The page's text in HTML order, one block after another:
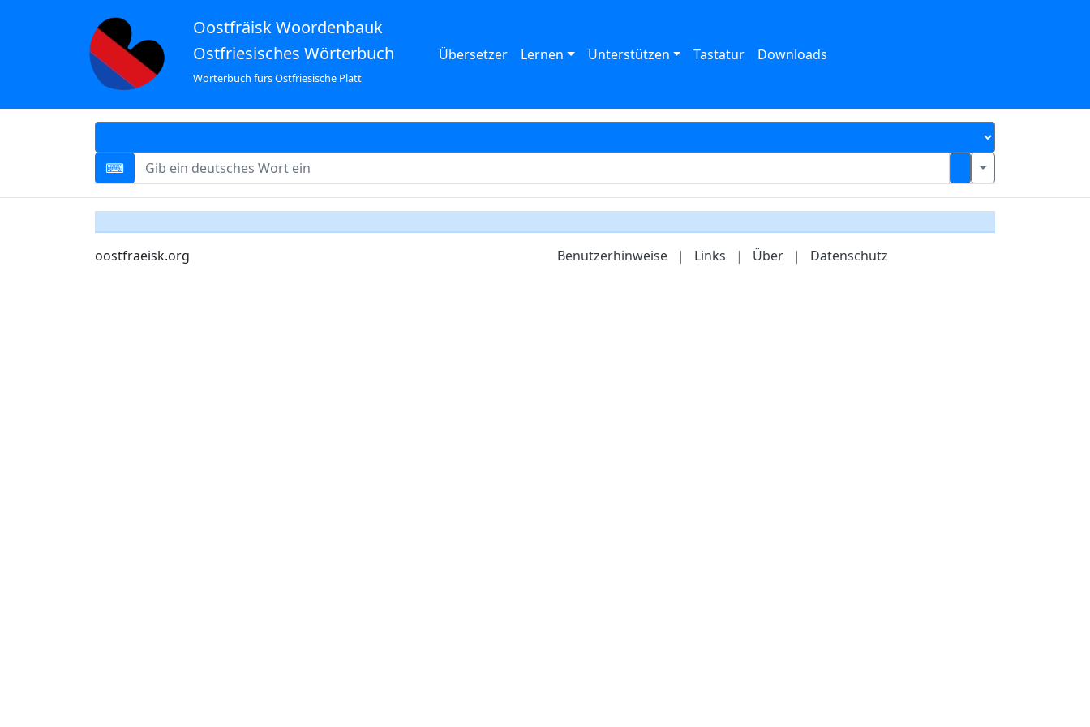
Oostfräisk Woordenbauk
Ostfriesisches Wörterbuch
Wörterbuch fürs Ostfriesische Platt
Übersetzer Lernen Unterstützen Tastatur Downloads
oostfraeisk.org Benutzerhinweise | Links | Über | Datenschutz